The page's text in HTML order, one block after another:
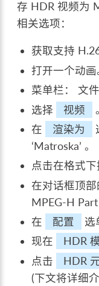
存 HDR 视频为
相关选项：
获取支持
打开一个动画
菜单栏： 文
选择
视频
在
渲染为
‘Matroska’ 。
点击在格式下
在对话框顶
MPEG-H Part
在
配置
选
现在
HDR
点击
HDR
(下文将详细